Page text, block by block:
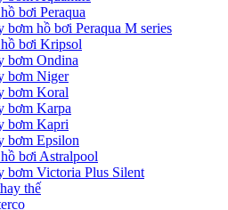
bơi Peraqua
bơm hồ bơi Peraqua M series
bơi Kripsol
bơm Ondina
bơm Niger
bơm Koral
bơm Karpa
bơm Kapri
bơm Epsilon
bơi Astralpool
bơm Victoria Plus Silent
thế